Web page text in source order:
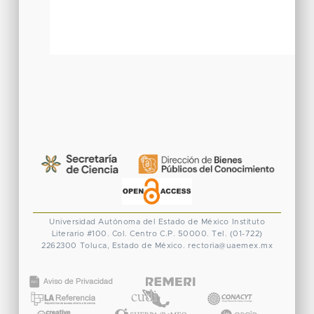
Universidad Autónoma del Estado de México
Instituto
Literario #100. Col. Centro C.P. 50000. Tel. (01-722)
2262300 Toluca, Estado de México. rectoria@uaemex.mx